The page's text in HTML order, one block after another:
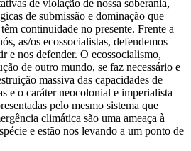
de violação de nossa soberania,
de submissão e dominação que
continuidade no presente. Frente a
as/os ecossocialistas, defendemos
e nos defender. O ecossocialismo,
de outro mundo, se faz necessário e
massiva das capacidades de
e o caráter neocolonial e imperialista
pelo mesmo sistema que
climática são uma ameaça à
e estão nos levando a um ponto de